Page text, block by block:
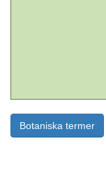
Botaniska termer